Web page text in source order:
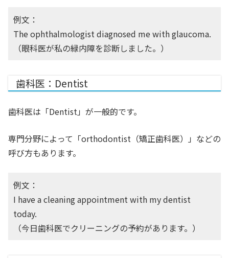
例文：
The ophthalmologist diagnosed me with glaucoma.
（眼科医が私の緑内障を診断しました。）
歯科医：Dentist
歯科医は「Dentist」が一般的です。
専門分野によって「orthodontist（矯正歯科医）」などの
呼び方もあります。
例文：
I have a cleaning appointment with my dentist
today.
（今日歯科医でクリーニングの予約があります。）